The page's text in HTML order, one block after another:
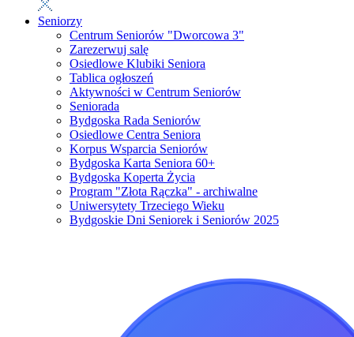
Seniorzy
Centrum Seniorów "Dworcowa 3"
Zarezerwuj salę
Osiedlowe Klubiki Seniora
Tablica ogłoszeń
Aktywności w Centrum Seniorów
Seniorada
Bydgoska Rada Seniorów
Osiedlowe Centra Seniora
Korpus Wsparcia Seniorów
Bydgoska Karta Seniora 60+
Bydgoska Koperta Życia
Program "Złota Rączka" - archiwalne
Uniwersytety Trzeciego Wieku
Bydgoskie Dni Seniorek i Seniorów 2025